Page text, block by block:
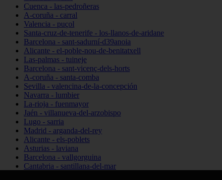
Cuenca - las-pedroñeras
A-coruña - carral
Valencia - puçol
Santa-cruz-de-tenerife - los-llanos-de-aridane
Barcelona - sant-sadurní-d39anoia
Alicante - el-poble-nou-de-benitatxell
Las-palmas - tuineje
Barcelona - sant-vicenç-dels-horts
A-coruña - santa-comba
Sevilla - valencina-de-la-concepción
Navarra - lumbier
La-rioja - fuenmayor
Jaén - villanueva-del-arzobispo
Lugo - sarria
Madrid - arganda-del-rey
Alicante - els-poblets
Asturias - laviana
Barcelona - vallgorguina
Cantabria - santillana-del-mar